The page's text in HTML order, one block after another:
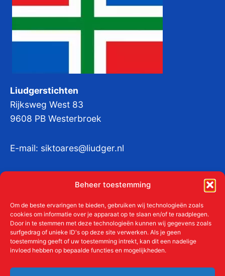
Beheer toestemming
Om de beste ervaringen te bieden, gebruiken wij technologieën zoals
cookies om informatie over je apparaat op te slaan en/of te raadplegen.
Door in te stemmen met deze technologieën kunnen wij gegevens zoals
surfgedrag of unieke ID's op deze site verwerken. Als je geen
toestemming geeft of uw toestemming intrekt, kan dit een nadelige
invloed hebben op bepaalde functies en mogelijkheden.
Liudgerstichten
Rijksweg West 83
9608 PB Westerbroek
E-mail: siktoares@liudger.nl
KvKnr:41011712
Meer over de Liudgerstichten
Aanmelden als donateur